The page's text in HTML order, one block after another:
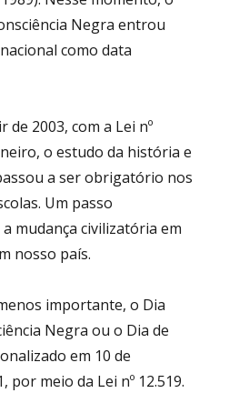
Negra entrou
como data
de 2003, com a Lei nº
o estudo da história e
a ser obrigatório nos
Um passo
mudança civilizatória em
nosso país.
importante, o Dia
Negra ou o Dia de
em 10 de
por meio da Lei nº 12.519.